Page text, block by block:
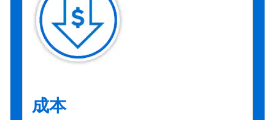
成本